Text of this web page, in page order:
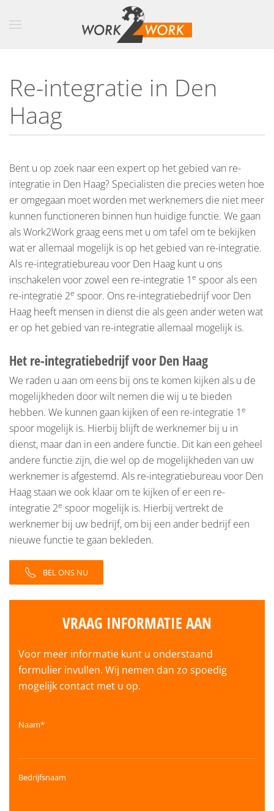
Skip to main content
Re-integratie in Den
Haag
Bent u op zoek naar een expert op het gebied van re-
integratie in Den Haag? Specialisten die precies weten hoe
er omgegaan moet worden met werknemers die niet meer
kunnen functioneren binnen hun huidige functie. We gaan
als Work2Work graag eens met u om tafel om te bekijken
wat er allemaal mogelijk is op het gebied van re-integratie.
Als re-integratiebureau voor Den Haag kunt u ons
inschakelen voor zowel een re-integratie 1e spoor als een
re-integratie 2e spoor. Ons re-integratiebedrijf voor Den
Haag heeft mensen in dienst die als geen ander weten wat
er op het gebied van re-integratie allemaal mogelijk is.
Het re-integratiebedrijf voor Den Haag
We raden u aan om eens bij ons te komen kijken als u de
mogelijkheden door wilt nemen die wij u te bieden
hebben. We kunnen gaan kijken of een re-integratie 1e
spoor mogelijk is. Hierbij blijft de werknemer bij u in
dienst, maar dan in een andere functie. Dit kan een geheel
andere functie zijn, die wel op de mogelijkheden van uw
werknemer is afgestemd. Als re-integratiebureau voor Den
Haag staan we ook klaar om te kijken of er een re-
integratie 2e spoor mogelijk is. Hierbij vertrekt de
werknemer bij uw bedrijf, om bij een ander bedrijf een
nieuwe functie te gaan bekleden.
BEL ONS NU
VRAAG INFORMATIE AAN
Voor meer informatie kunt u onderstaand
formulier invullen. Wij nemen dan zo spoedig
mogelijk contact met u op.
Naam*
Bedrijfsnaam